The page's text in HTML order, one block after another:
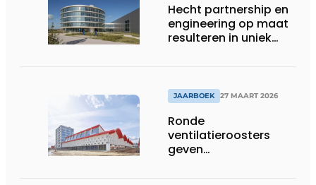
Hecht partnership en
engineering op maat
resulteren in uniek
JAARBOEK 27 MAART 2026
Ronde
ventilatieroosters
geven